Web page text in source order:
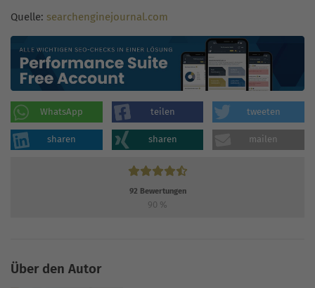
Quelle: searchenginejournal.com
WhatsApp teilen tweeten
sharen sharen mailen
92 Bewertungen
90 %
Über den Autor